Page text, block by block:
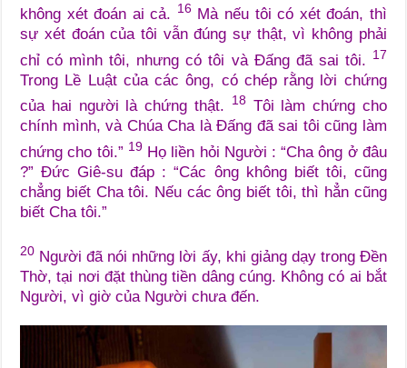
không xét đoán ai cả. 16Mà nếu tôi có xét đoán, thì
sự xét đoán của tôi vẫn đúng sự thật, vì không phải
chỉ có mình tôi, nhưng có tôi và Đấng đã sai tôi. 17
Trong Lề Luật của các ông, có chép rằng lời chứng
của hai người là chứng thật.
18Tôi làm chứng cho
chính mình, và Chúa Cha là Đấng đã sai tôi cũng làm
chứng cho tôi.” 19Họ liền hỏi Người : “Cha ông ở đâu
?” Đức Giê-su đáp : “Các ông không biết tôi, cũng
chẳng biết Cha tôi. Nếu các ông biết tôi, thì hẳn cũng
biết Cha tôi.”
20 Người đã nói những lời ấy, khi giảng dạy trong Đền
Thờ, tại nơi đặt thùng tiền dâng cúng. Không có ai bắt
Người, vì giờ của Người chưa đến.